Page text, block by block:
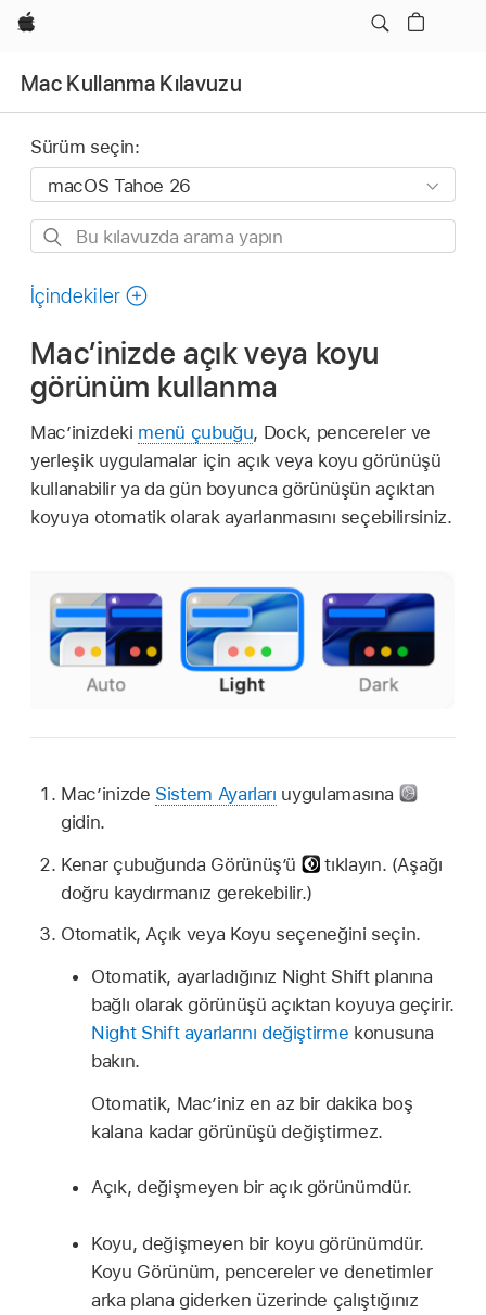
wzlhp
Mac Kullanma Kılavuzu
Sürüm seçin:
Bu
arama
İçindekiler
Mac’inizde açık veya koyu
görünüm kullanma
Mac’inizdeki menü çubuğu, Dock, pencereler ve
yerleşik uygulamalar için açık veya koyu görünüşü
kullanabilir ya da gün boyunca görünüşün açıktan
koyuya otomatik olarak ayarlanmasını seçebilirsiniz.
Mac’inizde Sistem Ayarları uygulamasına
gidin.
Kenar çubuğunda Görünüş’ü
tıklayın. (Aşağı
doğru kaydırmanız gerekebilir.)
Otomatik, Açık veya Koyu seçeneğini seçin.
Otomatik, ayarladığınız Night Shift planına
bağlı olarak görünüşü açıktan koyuya geçirir.
Night Shift ayarlarını değiştirme konusuna
bakın.
Otomatik, Mac’iniz en az bir dakika boş
kalana kadar görünüşü değiştirmez.
Açık, değişmeyen bir açık görünümdür.
Koyu, değişmeyen bir koyu görünümdür.
Koyu Görünüm, pencereler ve denetimler
arka plana giderken üzerinde çalıştığınız